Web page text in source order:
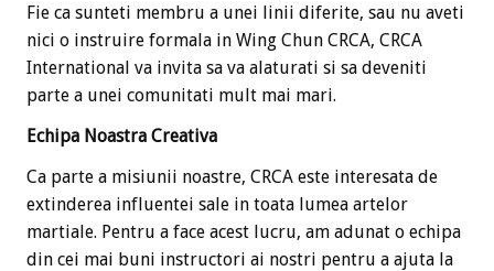
Fie ca sunteti membru a unei linii diferite, sau nu aveti
nici o instruire formala in Wing Chun CRCA, CRCA
International va invita sa va alaturati si sa deveniti
parte a unei comunitati mult mai mari.
Echipa Noastra Creativa
Ca parte a misiunii noastre, CRCA este interesata de
extinderea influentei sale in toata lumea artelor
martiale. Pentru a face acest lucru, am adunat o echipa
din cei mai buni instructori ai nostri pentru a ajuta la